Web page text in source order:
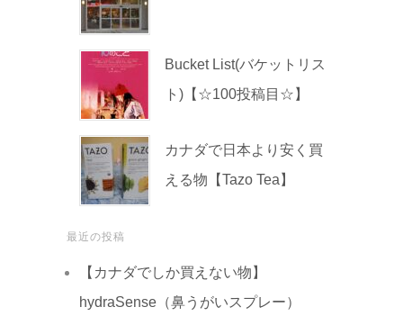
Bucket List(バケットリス
ト)【☆100投稿目☆】
カナダで日本より安く買
える物【Tazo Tea】
最近の投稿
【カナダでしか買えない物】
hydraSense（鼻うがいスプレー）